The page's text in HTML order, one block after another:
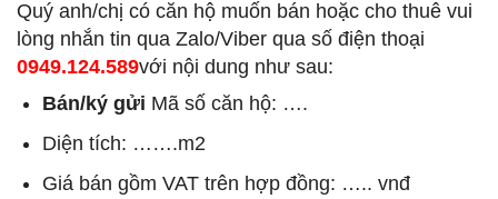
Quý anh/chị có căn hộ muốn bán hoặc cho thuê vui
lòng nhắn tin qua Zalo/Viber qua số điện thoại
0949.124.589với nội dung như sau:
Bán/ký gửi Mã số căn hộ: ….
Diện tích: …….m2
Giá bán gồm VAT trên hợp đồng: ….. vnđ